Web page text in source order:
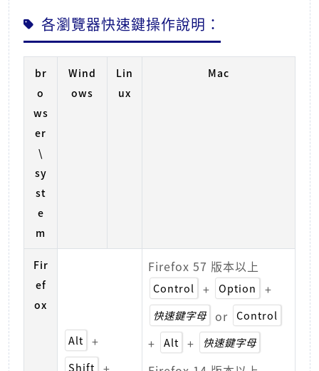
各瀏覽器快速鍵操作說明：
br
o
ws
er
\
sy
st
e
m
Wind
ows
Lin
ux
Mac
Fir
ef
ox
Alt +
Shift
Firefox 57 版本以上
Control + Option +
快速鍵字母 or Control
+ Alt + 快速鍵字母